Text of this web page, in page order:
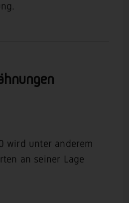
wird unter anderem
an seiner Lage